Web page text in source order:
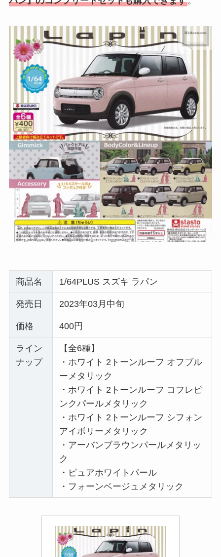
商品名 1/64PLUS スズキ ラパン
発売日 2023年03月中旬
価格 400円
ライン
ナップ
【全6種】
・ホワイト 2トーンルーフ オフブル
ーメタリック
・ホワイト 2トーンルーフ コフレピ
ンクパールメタリック
・ホワイト 2トーンルーフ シフォン
アイボリーメタリック
・アーバンブラウンパールメタリッ
ク
・ピュアホワイトパール
・フォーンベージュメタリック